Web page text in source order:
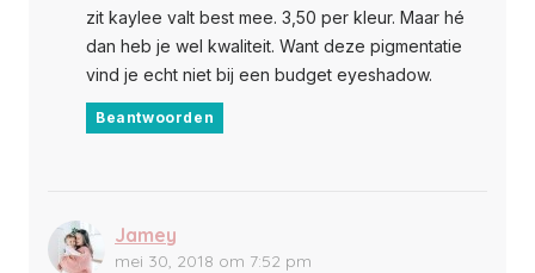
zit kaylee valt best mee. 3,50 per kleur. Maar hé
dan heb je wel kwaliteit. Want deze pigmentatie
vind je echt niet bij een budget eyeshadow.
Beantwoorden
Jamey
mei 30, 2018 om 7:52 pm